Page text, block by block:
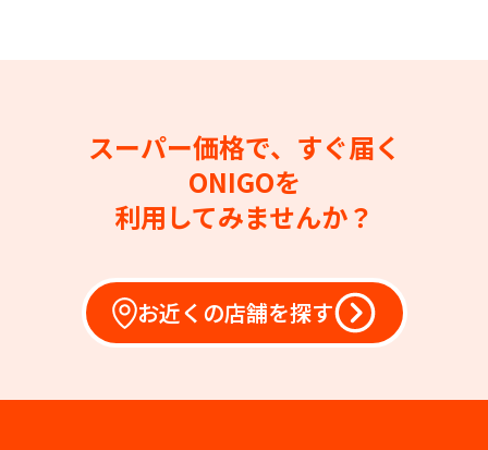
スーパー価格で、すぐ届く
ONIGOを
利用してみませんか？
お近くの店舗を探す